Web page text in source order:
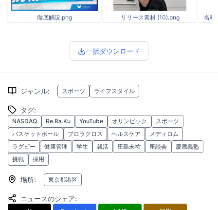
徹底解説.png リリース素材 (10).png 名称
一括ダウンロード
ジャンル: スポーツ ライフスタイル
タグ:
NASDAQ Re.Ra.Ku YouTube オリンピック
スポーツ
バスケットボール
プロラクロス ヘルスケア
メディロム
ラグビー
健康管理 学生 就活 庄島未祐 座談会
慶應義塾
挑戦
採用
場所: 東京都港区
ニュースのシェア: